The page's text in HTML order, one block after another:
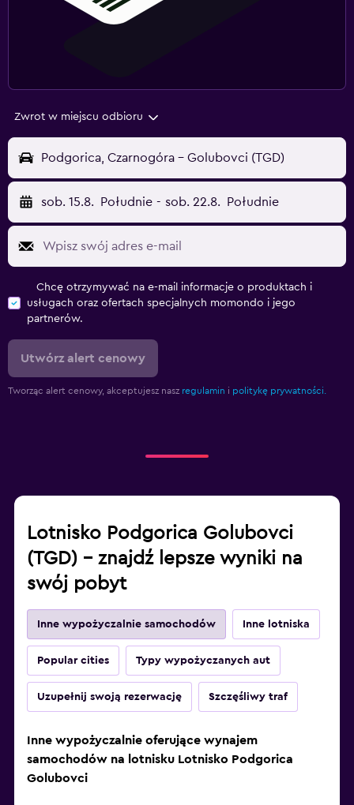
Zwrot w miejscu odbioru
Podgorica, Czarnogóra - Golubovci (TGD)
sob. 15.8. Południe - sob. 22.8. Południe
Chcę otrzymywać na e-mail informacje o produktach i
usługach oraz ofertach specjalnych momondo i jego
partnerów.
Utwórz alert cenowy
Tworząc alert cenowy, akceptujesz nasz regulamin i politykę prywatności.
Lotnisko Podgorica Golubovci
(TGD) – znajdź lepsze wyniki na
swój pobyt
Inne wypożyczalnie samochodów Inne lotniska
Popular cities Typy wypożyczanych aut
Uzupełnij swoją rezerwację Szczęśliwy traf
Inne wypożyczalnie oferujące wynajem
samochodów na lotnisku Lotnisko Podgorica
Golubovci